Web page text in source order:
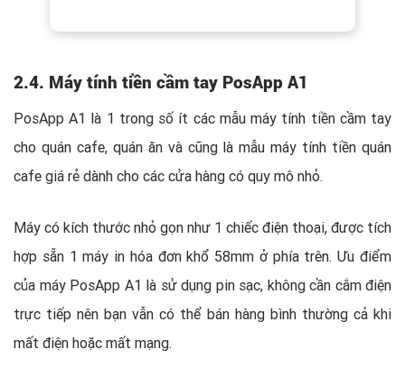
2.4. Máy tính tiền cầm tay PosApp A1
PosApp A1 là 1 trong số ít các mẫu máy tính tiền cầm tay
cho quán cafe, quán ăn và cũng là mẫu máy tính tiền quán
cafe giá rẻ dành cho các cửa hàng có quy mô nhỏ.
Máy có kích thước nhỏ gọn như 1 chiếc điện thoại, được tích
hợp sẵn 1 máy in hóa đơn khổ 58mm ở phía trên. Ưu điểm
của máy PosApp A1 là sử dụng pin sạc, không cần cắm điện
trực tiếp nên bạn vẫn có thể bán hàng bình thường cả khi
mất điện hoặc mất mạng.